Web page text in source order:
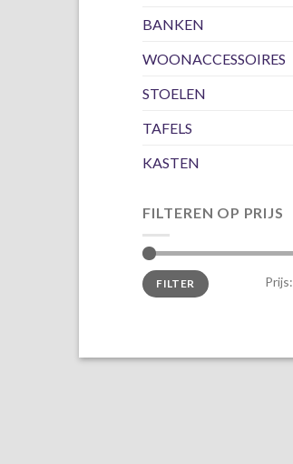
BANKEN
WOONACCESSOIRES
STOELEN
TAFELS
KASTEN
FILTEREN OP PRIJS
Min.
prijs
Max.
prijsFILTER Prijs: